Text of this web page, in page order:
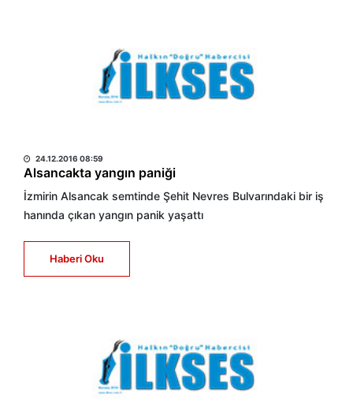
24.12.2016 08:59
Alsancakta yangın paniği
İzmirin Alsancak semtinde Şehit Nevres Bulvarındaki bir iş
hanında çıkan yangın panik yaşattı
Haberi Oku